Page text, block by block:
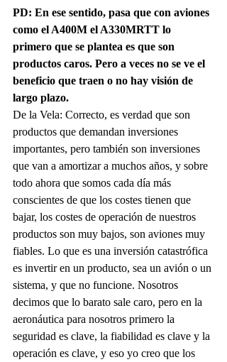
PD: En ese sentido, pasa que con aviones
como el A400M el A330MRTT lo
primero que se plantea es que son
productos caros. Pero a veces no se ve el
beneficio que traen o no hay visión de
largo plazo.
De la Vela: Correcto, es verdad que son
productos que demandan inversiones
importantes, pero también son inversiones
que van a amortizar a muchos años, y sobre
todo ahora que somos cada día más
conscientes de que los costes tienen que
bajar, los costes de operación de nuestros
productos son muy bajos, son aviones muy
fiables. Lo que es una inversión catastrófica
es invertir en un producto, sea un avión o un
sistema, y que no funcione. Nosotros
decimos que lo barato sale caro, pero en la
aeronáutica para nosotros primero la
seguridad es clave, la fiabilidad es clave y la
operación es clave, y eso yo creo que los